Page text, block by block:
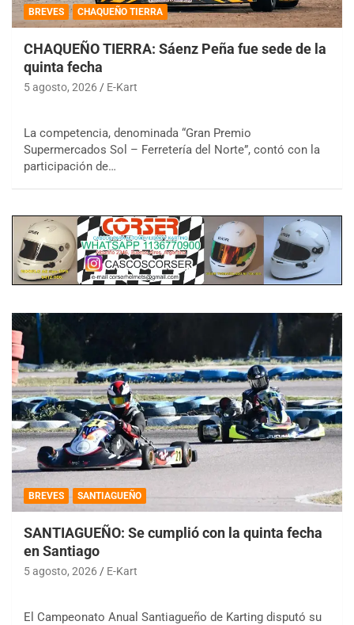
BREVES CHAQUEÑO TIERRA
CHAQUEÑO TIERRA: Sáenz Peña fue sede de la
quinta fecha
5 agosto, 2026 E-Kart
La competencia, denominada “Gran Premio
Supermercados Sol – Ferretería del Norte”, contó con la
participación de…
BREVES SANTIAGUEÑO
SANTIAGUEÑO: Se cumplió con la quinta fecha
en Santiago
5 agosto, 2026 E-Kart
El Campeonato Anual Santiagueño de Karting disputó su